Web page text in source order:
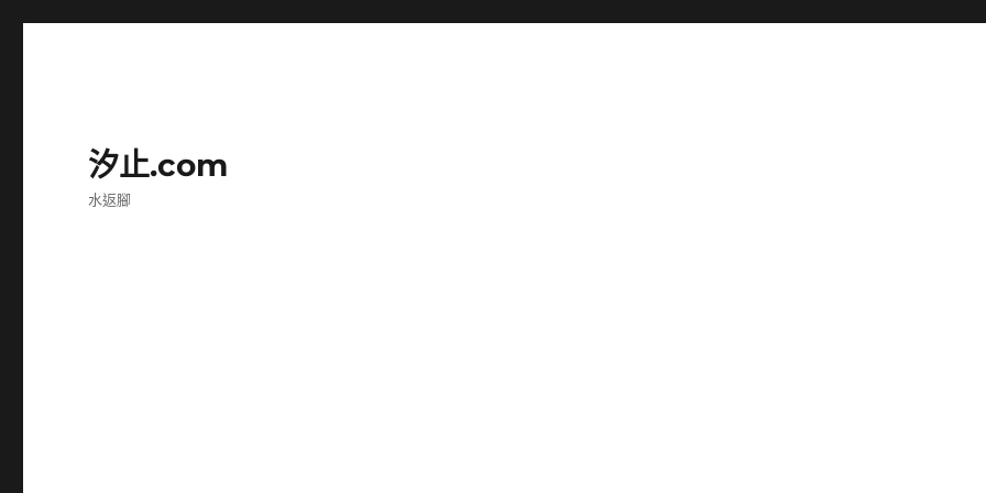
汐止.com
水返腳